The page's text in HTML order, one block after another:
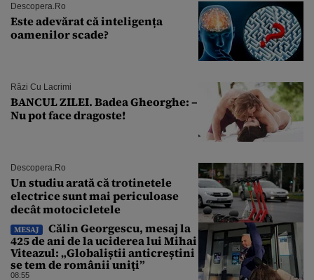
Descopera.ro
Este adevărat că inteligența
oamenilor scade?
Râzi Cu Lacrimi
BANCUL ZILEI. Badea Gheorghe: –
Nu pot face dragoste!
Descopera.ro
Un studiu arată că trotinetele
electrice sunt mai periculoase
decât motocicletele
MESAJ
Călin Georgescu, mesaj la
425 de ani de la uciderea lui Mihai
Viteazul: „Globaliștii anticreștini
se tem de românii uniți”
08:55